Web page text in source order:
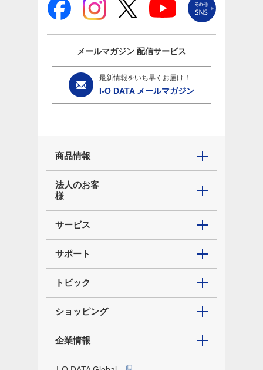
メールマガジン 配信サービス
最新情報をいち早くお届け！
I-O DATA メールマガジン
商品情報
法人のお客
様
サービス
サポート
トピック
ショッピング
企業情報